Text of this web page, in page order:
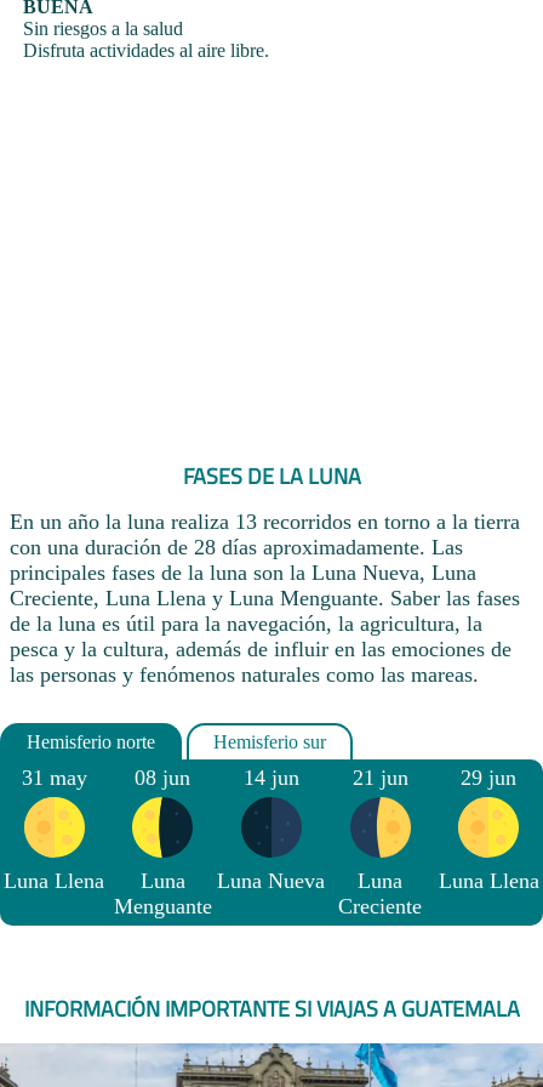
BUENA
Sin riesgos a la salud
Disfruta actividades al aire libre.
FASES DE LA LUNA
En un año la luna realiza 13 recorridos en torno a la tierra
con una duración de 28 días aproximadamente. Las
principales fases de la luna son la Luna Nueva, Luna
Creciente, Luna Llena y Luna Menguante. Saber las fases
de la luna es útil para la navegación, la agricultura, la
pesca y la cultura, además de influir en las emociones de
las personas y fenómenos naturales como las mareas.
31 may
Luna Llena
08 jun
Luna
Menguante
14 jun
Luna Nueva
21 jun
Luna
Creciente
29 jun
Luna Llena
INFORMACIÓN IMPORTANTE SI VIAJAS A GUATEMALA